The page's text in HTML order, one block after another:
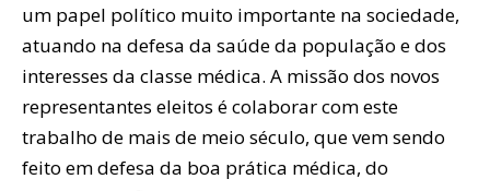
um papel político muito importante na sociedade,
atuando na defesa da saúde da população e dos
interesses da classe médica. A missão dos novos
representantes eleitos é colaborar com este
trabalho de mais de meio século, que vem sendo
feito em defesa da boa prática médica, do